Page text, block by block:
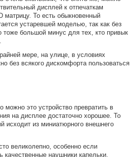
дисплей к отпечаткам
матрицу. То есть обыкновенный
устаревшей моделью, так как без
тоже большой минус для тех, кто привык
мере, на улице, в условиях
без всякого дискомфорта пользоваться
можно это устройство превратить в
на дисплее достаточно хорошее. То
исходит из миниатюрного внешнего
великолепно, особенно если
качественные наушники капельки.